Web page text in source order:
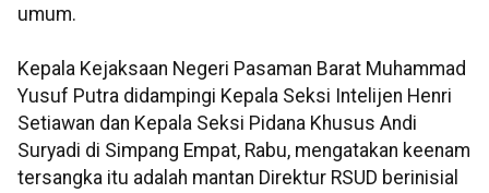
umum.
Kepala Kejaksaan Negeri Pasaman Barat Muhammad
Yusuf Putra didampingi Kepala Seksi Intelijen Henri
Setiawan dan Kepala Seksi Pidana Khusus Andi
Suryadi di Simpang Empat, Rabu, mengatakan keenam
tersangka itu adalah mantan Direktur RSUD berinisial